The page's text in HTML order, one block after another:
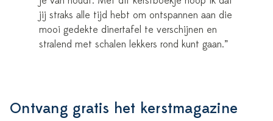
jij straks alle tijd hebt om ontspannen aan die
mooi gedekte dinertafel te verschijnen en
stralend met schalen lekkers rond kunt gaan.”
Ontvang gratis het kerstmagazine